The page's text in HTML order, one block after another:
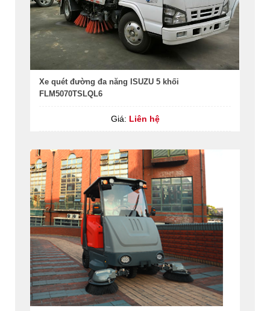
Xe quét đường đa năng ISUZU 5 khối
FLM5070TSLQL6
Giá: Liên hệ